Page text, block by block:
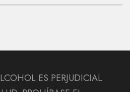
ES PERJUDICIAL